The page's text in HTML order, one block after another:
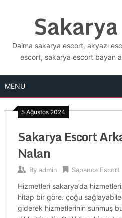
Daima sakarya escort, akyazı
escort, sakarya escort bayan
MENU
5 Ağustos 2024
Sakarya Escort
Nalan
By admin Sapanca Escort
Hizmetleri sakarya’da
hitap bir göre. çoğu
giderek hizmetlerinin sunmuş